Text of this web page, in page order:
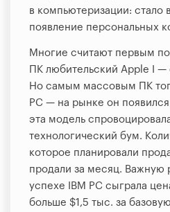
в компьютеризации: стало
появление персональных
Многие считают первым
ПК любительский Apple I —
Но самым массовым ПК
PC — на рынке он
эта модель
технологический бум.
которое планировали
продали за месяц. Важную
успехе IBM PC сыграла
больше $1,5 тыс. за